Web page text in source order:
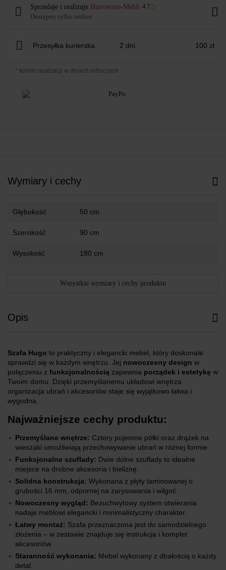
Sprzedaje i realizuje Hurtownia-Mebli 4.7
Dostępny tylko online
Przesyłka kurierska 2 dni 100 zł
* termin realizacji w dniach roboczych
Wymiary i cechy
Głębokość 50 cm
Szerokość 90 cm
Wysokość 180 cm
Wszystkie wymiary i cechy produktu
Opis
Szafa Hugo to praktyczny i elegancki mebel, który doskonale
sprawdzi się w każdym wnętrzu. Jej nowoczesny design w
połączeniu z funkcjonalnością zapewnia porządek i estetykę w
Twoim domu. Dzięki przemyślanemu układowi wnętrza
organizacja ubrań i akcesoriów staje się wyjątkowo łatwa i
wygodna.
Najważniejsze cechy produktu:
Przemyślane wnętrze: Cztery pojemne półki oraz drążek na
wieszaki umożliwiają przechowywanie ubrań w różnej formie.
Funkcjonalne szuflady: Dwie dolne szuflady to idealne
miejsce na drobne akcesoria i bieliznę.
Solidna konstrukcja: Wykonana z płyty laminowanej o
grubości 16 mm, odpornej na zarysowania i wilgoć.
Nowoczesny wygląd: Bezuchwytowy system otwierania
nadaje meblowi elegancki i minimalistyczny charakter.
Łatwy montaż: Szafa przeznaczona jest do samodzielnego
złożenia – w zestawie znajduje się instrukcja i komplet
akcesoriów.
Staranność wykonania: Mebel wykonany z dbałością o każdy
detal.